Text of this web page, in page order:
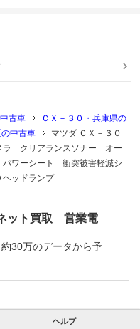
古車
ＣＸ－３０・兵庫県の
中古車
マツダ ＣＸ－３０
クリアランスソナー オー
ワーシート 衝突被害軽減シ
ッドランプ
ット買取 営業電
約30万のデータから予
ヘルプ